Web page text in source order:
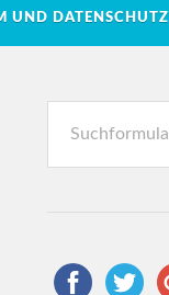
UND DATENSCHUTZ